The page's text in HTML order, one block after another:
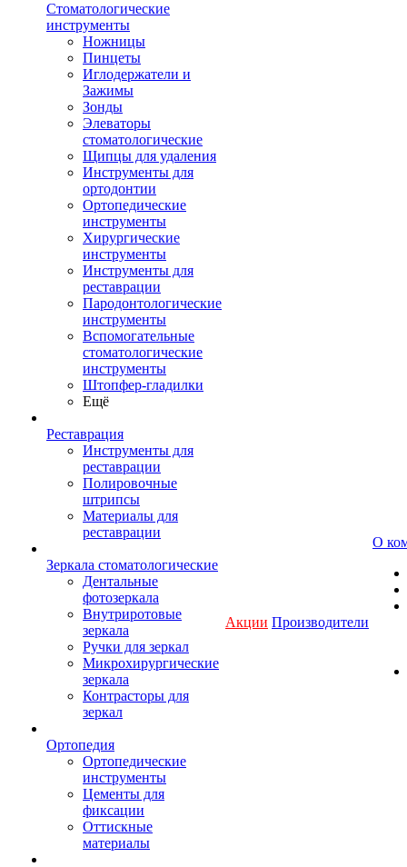
Стоматологические
инструменты
Ножницы
Пинцеты
Иглодержатели и
Зажимы
Зонды
Элеваторы
стоматологические
Щипцы для удаления
Инструменты для
ортодонтии
Ортопедические
инструменты
Хирургические
инструменты
Инструменты для
реставрации
Пародонтологические
инструменты
Вспомогательные
стоматологические
инструменты
Штопфер-гладилки
Ещё
Реставрация
Инструменты для
реставрации
Полировочные
штрипсы
Материалы для
реставрации
Зеркала стоматологические
Дентальные
фотозеркала
Внутриротовые
зеркала
Ручки для зеркал
Микрохирургические
зеркала
Контрасторы для
зеркал
Ортопедия
Ортопедические
инструменты
Цементы для
фиксации
Оттискные
материалы
Акции Производители
О